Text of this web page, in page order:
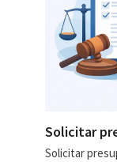
Solicitar
Solicitar